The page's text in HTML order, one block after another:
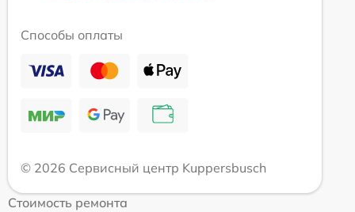
Способы оплаты
© 2026 Сервисный центр Kuppersbusch
Стоимость ремонта